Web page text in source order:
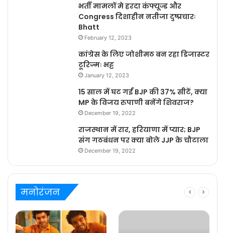
भर्ती मामलों मे हरदा कंफ्यूज्ड और
Congress दिशाहीन नतीजा दुष्प्रचारः
Bhatt
February 12, 2023
कांग्रेस के लिए जोशीमठ बन रहा डिजास्टर
टूरिज्मः भट्ट
January 12, 2023
15 साल में घट गईं BJP की 37% सीटें, क्या
MP के विजय रुपाणी बनेंगे शिवराज?
December 19, 2022
राजस्थान में रार, हरियाणा में प्यार; BJP
संग गठबंधन पर क्या बोले JJP के चौटाला
December 19, 2022
मनोरंजन